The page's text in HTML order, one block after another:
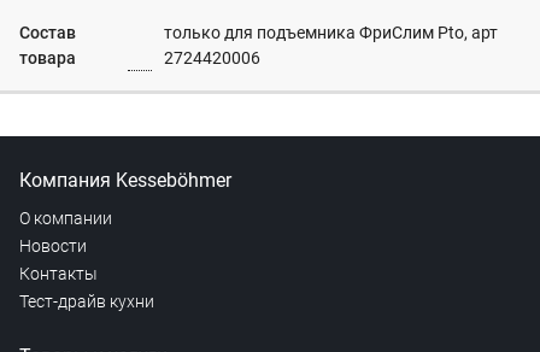
Состав
товара
только для подъемника ФриСлим Pto, арт
2724420006
Компания Kesseböhmer
О компании
Новости
Контакты
Тест-драйв кухни